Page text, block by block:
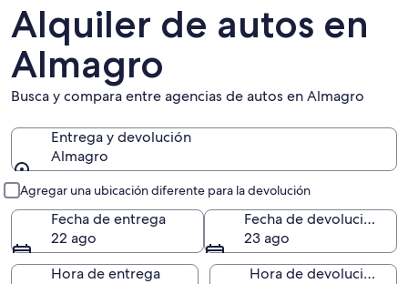
Alquiler de autos en
Almagro
Busca y compara entre agencias de autos en Almagro
Entrega y devolución
Almagro
Agregar una ubicación diferente para la devolución
Fecha de entrega
22 ago
Fecha de devolución
23 ago
Hora de entrega
Hora de devolución